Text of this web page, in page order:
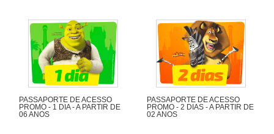
PASSAPORTE DE ACESSO
PROMO - 1 DIA - A PARTIR DE
06 ANOS
PASSAPORTE DE ACESSO
PROMO - 2 DIAS - A PARTIR DE
02 ANOS